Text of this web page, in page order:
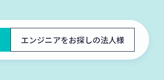
エンジニアをお探しの法人様